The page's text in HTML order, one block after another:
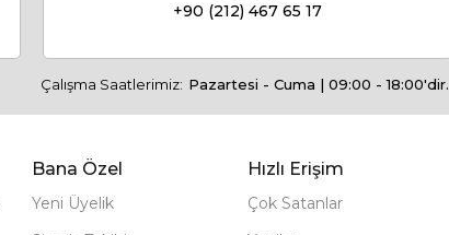
+90 (212) 467 65 17
Çalışma Saatlerimiz: Pazartesi - Cuma | 09:00 - 18:00'dir.
Bana Özel
Yeni Üyelik
Hızlı Erişim
Çok Satanlar